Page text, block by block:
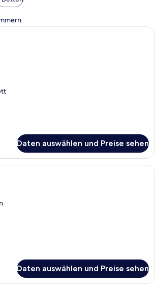
Allergikerbettwaren, Schreibtisch,
Daten auswählen und Preise sehen
Zweibettzimmer |
Daten auswählen und Preise sehen